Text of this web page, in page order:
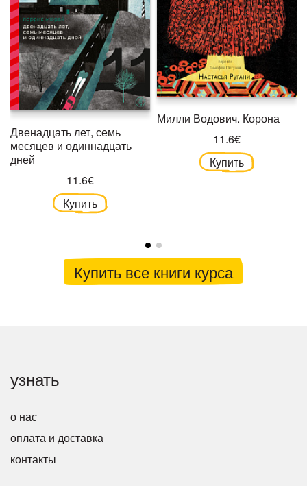
Двенадцать лет, семь
месяцев и одиннадцать
дней
11.6€
Купить
Милли Водович. Корона
11.6€
Купить
Купить все книги курса
узнать
о нас
оплата и доставка
контакты